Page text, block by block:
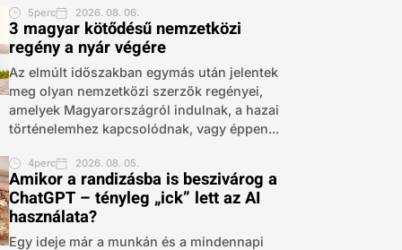
5perc 2026. 08. 06.
3 magyar kötődésű nemzetközi
regény a nyár végére
Az elmúlt időszakban egymás után jelentek
meg olyan nemzetközi szerzők regényei,
amelyek Magyarországról indulnak, a hazai
történelemhez kapcsolódnak, vagy éppen...
4perc 2026. 08. 05.
Amikor a randizásba is beszivárog a
ChatGPT – tényleg „ick” lett az AI
használata?
Egy ideje már a munkán és a mindennapi